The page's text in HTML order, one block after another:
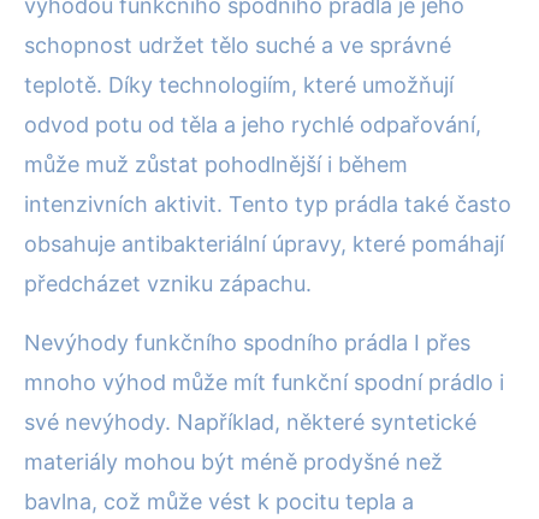
výhodou funkčního spodního prádla je jeho
schopnost udržet tělo suché a ve správné
teplotě. Díky technologiím, které umožňují
odvod potu od těla a jeho rychlé odpařování,
může muž zůstat pohodlnější i během
intenzivních aktivit. Tento typ prádla také často
obsahuje antibakteriální úpravy, které pomáhají
předcházet vzniku zápachu.
Nevýhody funkčního spodního prádla I přes
mnoho výhod může mít funkční spodní prádlo i
své nevýhody. Například, některé syntetické
materiály mohou být méně prodyšné než
bavlna, což může vést k pocitu tepla a